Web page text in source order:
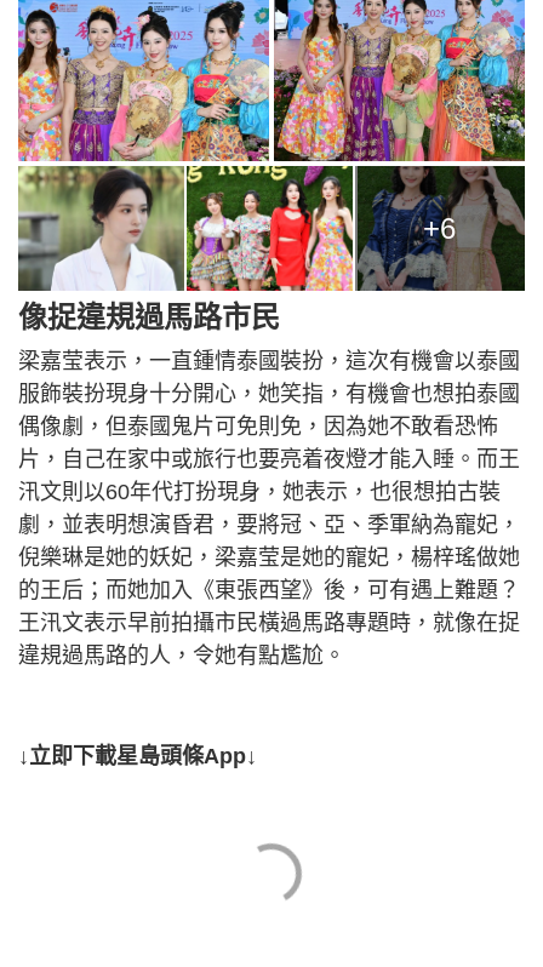
+6
像捉違規過馬路市民
梁嘉莹表示，一直鍾情泰國裝扮，這次有機會以泰國
服飾裝扮現身十分開心，她笑指，有機會也想拍泰國
偶像劇，但泰國鬼片可免則免，因為她不敢看恐怖
片，自己在家中或旅行也要亮着夜燈才能入睡。而王
汛文則以60年代打扮現身，她表示，也很想拍古裝
劇，並表明想演昏君，要將冠、亞、季軍納為寵妃，
倪樂琳是她的妖妃，梁嘉莹是她的寵妃，楊梓瑤做她
的王后；而她加入《東張西望》後，可有遇上難題？
王汛文表示早前拍攝市民橫過馬路專題時，就像在捉
違規過馬路的人，令她有點尷尬。
↓立即下載星島頭條App↓